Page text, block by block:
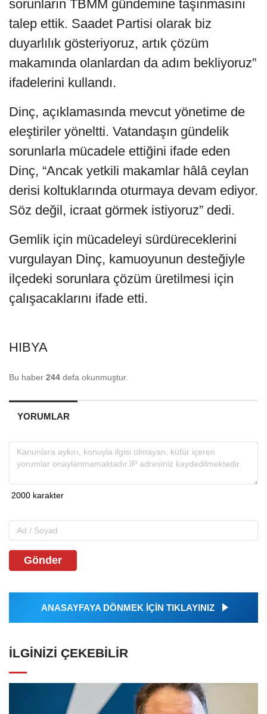
sorunların TBMM gündemine taşınmasını
talep ettik. Saadet Partisi olarak biz
duyarlılık gösteriyoruz, artık çözüm
makamında olanlardan da adım bekliyoruz”
ifadelerini kullandı.
Dinç, açıklamasında mevcut yönetime de
eleştiriler yöneltti. Vatandaşın gündelik
sorunlarla mücadele ettiğini ifade eden
Dinç, “Ancak yetkili makamlar hâlâ ceylan
derisi koltuklarında oturmaya devam ediyor.
Söz değil, icraat görmek istiyoruz” dedi.
Gemlik için mücadeleyi sürdüreceklerini
vurgulayan Dinç, kamuoyunun desteğiyle
ilçedeki sorunlara çözüm üretilmesi için
çalışacaklarını ifade etti.
HIBYA
Bu haber 244 defa okunmuştur.
YORUMLAR
Gönder
ANASAYFAYA DÖNMEK İÇİN TIKLAYINIZ
İLGINIZI ÇEKEBILIR